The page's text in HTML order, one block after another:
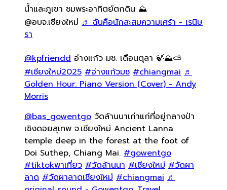
น้ำและภูเขา ชมพระอาทิตย์ตกดิน ⛰️
@อบจ.เชียงใหม่ ♬ ฉันคือนักสะสมความเศร้า - เรนิษ
รา
@kpfriendd อ่างแก้ว มช. เดือนตุลา 🍃⛰️⛅️
#เชียงใหม่2025 #อ่างแก้วมช #chiangmai ♬
Golden Hour: Piano Version (Cover) - Andy
Morris
@bas_gowentgo วัดล้านนาเก่าแก่ที่อยู่กลางป่า
เชิงดอยสุเทพ จ.เชียงใหม่ Ancient Lanna
temple deep in the forest at the foot of
Doi Suthep, Chiang Mai. #gowentgo
#tiktokพาเที่ยว #วัดล้านนา #เชียงใหม่ #วัดผา
ลาด #วัดผาลาดเชียงใหม่ #chiangmai ♬